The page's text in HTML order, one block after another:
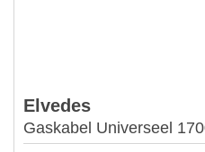
Elvedes
Gaskabel Universeel